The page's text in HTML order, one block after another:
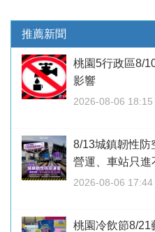
推薦新聞
桃園5行政區8/
影響
2026-08-06 18:15
8/13城鎮韌性
營運、車站只進
2026-08-06 17:44
桃園冷飲節8/